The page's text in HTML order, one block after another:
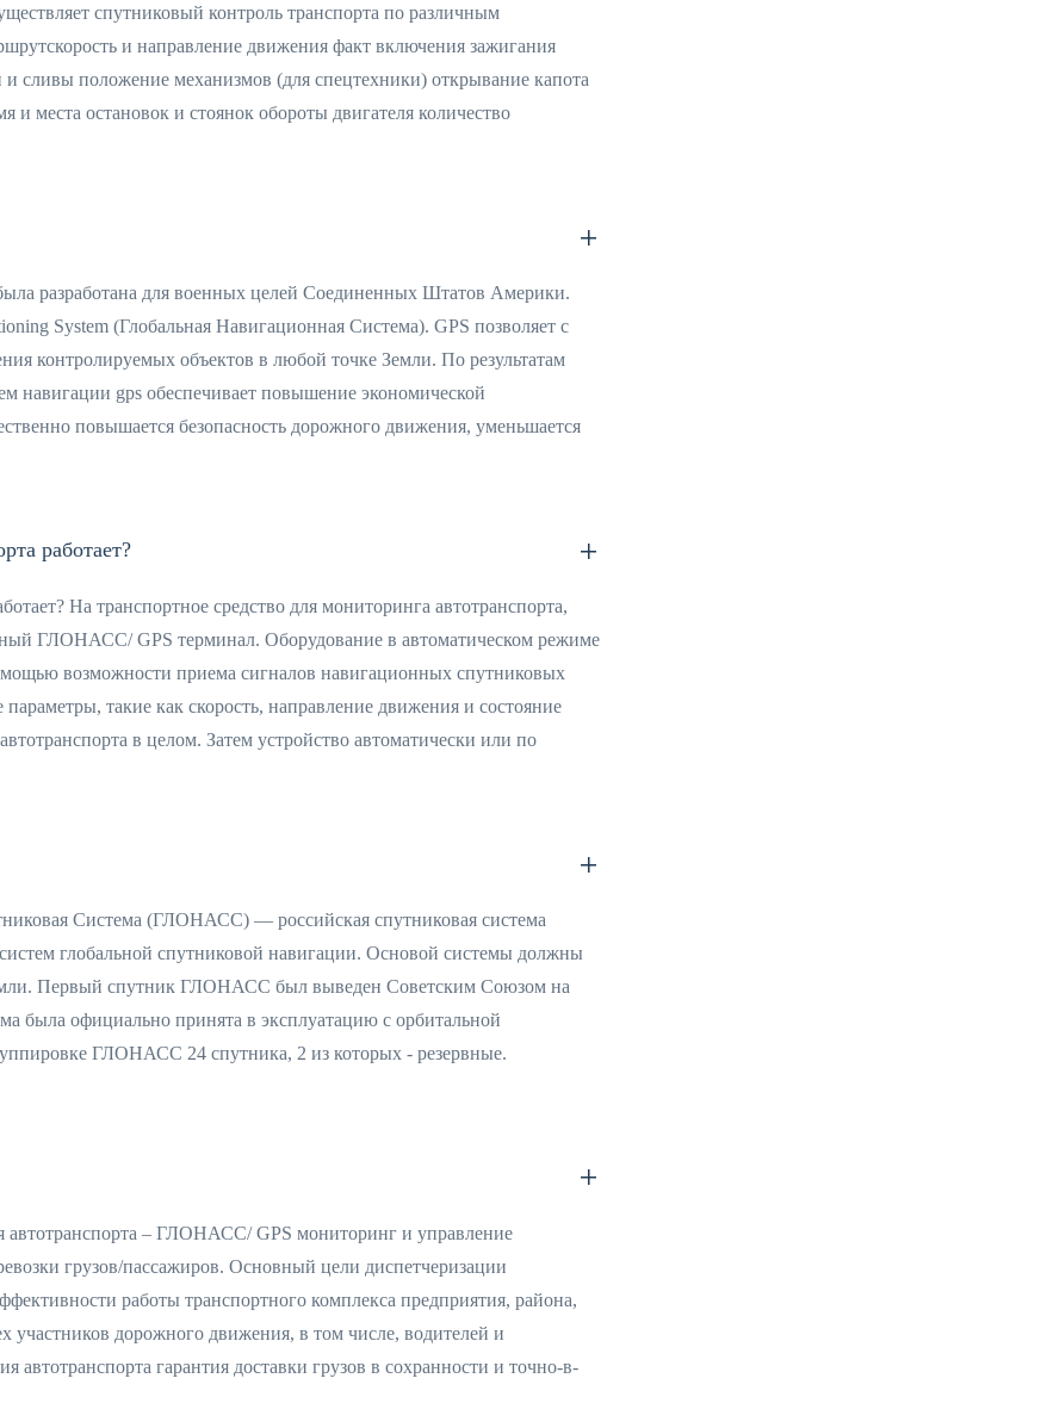
спутниковый контроль транспорта по различным
и направление движения факт включения зажигания
и сливы положение механизмов (для спецтехники) открывание капота
места остановок и стоянок обороты двигателя количество
разработана для военных целей Соединенных Штатов Америки.
System (Глобальная Навигационная Система). GPS позволяет с
контролируемых объектов в любой точке Земли. По результатам
навигации gps обеспечивает повышение экономической
повышается безопасность дорожного движения, уменьшается
работает?
На транспортное средство для мониторинга автотранспорта,
ГЛОНАСС/ GPS терминал. Оборудование в автоматическом режиме
возможности приема сигналов навигационных спутниковых
такие как скорость, направление движения и состояние
в целом. Затем устройство автоматически или по
Система (ГЛОНАСС) — российская спутниковая система
глобальной спутниковой навигации. Основой системы должны
Первый спутник ГЛОНАСС был выведен Советским Союзом на
была официально принята в эксплуатацию с орбитальной
ГЛОНАСС 24 спутника, 2 из которых - резервные.
автотранспорта – ГЛОНАСС/ GPS мониторинг и управление
грузов/пассажиров. Основный цели диспетчеризации
работы транспортного комплекса предприятия, района,
участников дорожного движения, в том числе, водителей и
автотранспорта гарантия доставки грузов в сохранности и точно-в-